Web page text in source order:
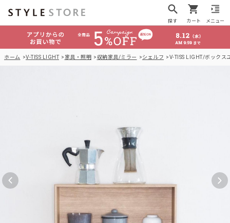
探す カート メニュー
ホーム V-TISS LIGHT 家具・照明 収納家具/ミラー シェルフ V-TISS LIGHT/ボックス